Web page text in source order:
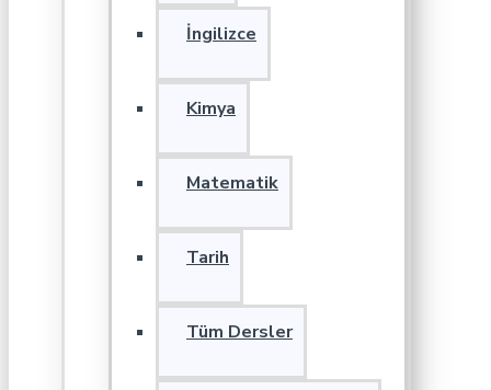
İngilizce
Kimya
Matematik
Tarih
Tüm Dersler